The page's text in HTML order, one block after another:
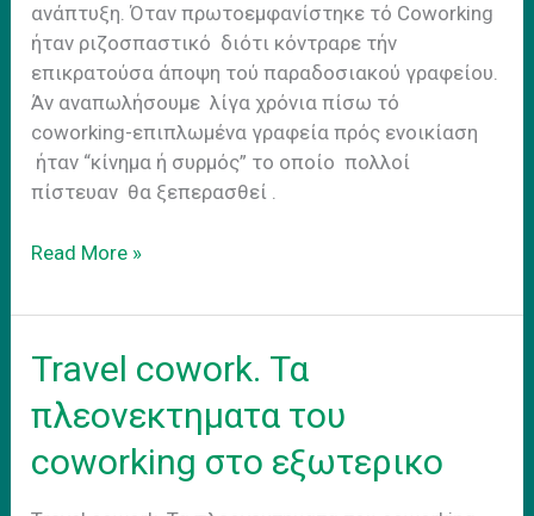
ανάπτυξη. Όταν πρωτοεμφανίστηκε τό Coworking
ήταν ριζοσπαστικό διότι κόντραρε τήν
επικρατούσα άποψη τού παραδοσιακού γραφείου.
Άν αναπωλήσουμε λίγα χρόνια πίσω τό
coworking-επιπλωμένα γραφεία πρός ενοικίαση
ήταν “κίνημα ή συρμός” το οποίο πολλοί
πίστευαν θα ξεπερασθεί .
Coworking
αριθμους
Read More »
Travel cowork. Τα
πλεονεκτηματα του
coworking στο εξωτερικο